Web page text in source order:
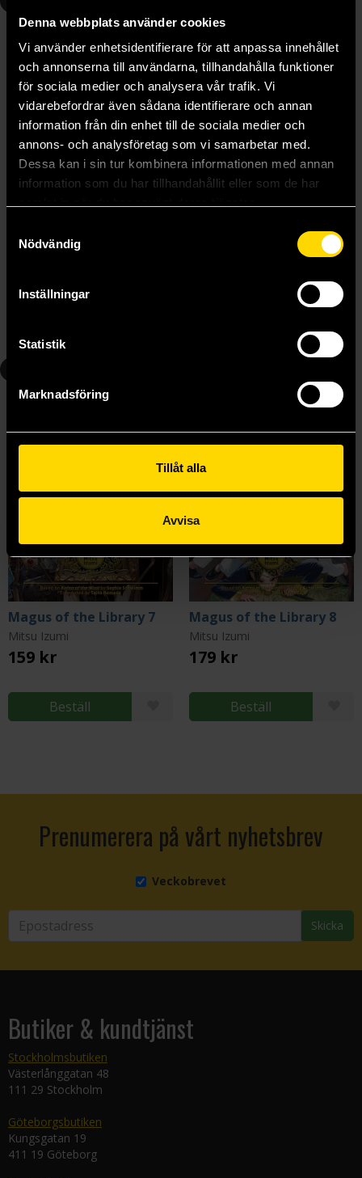
Denna webbplats använder cookies
Vi använder enhetsidentifierare för att anpassa innehållet
och annonserna till användarna, tillhandahålla funktioner
för sociala medier och analysera vår trafik. Vi
vidarebefordrar även sådana identifierare och annan
information från din enhet till de sociala medier och
annons- och analysföretag som vi samarbetar med.
Dessa kan i sin tur kombinera informationen med annan
information som du har tillhandahållit eller som de har
Nödvändig
Inställningar
Statistik
Marknadsföring
Tillåt alla
Avvisa
Magus of the Library 5
159 kr
Beställ
Magus of the Library 6
Magus of the Library 7
Mitsu Izumi
159 kr
Beställ
Magus of the Library 8
Mitsu Izumi
179 kr
Beställ
Prenumerera på vårt nyhetsbrev
Veckobrevet
Skicka
Butiker & kundtjänst
Stockholmsbutiken
Västerlånggatan 48
111 29 Stockholm
Göteborgsbutiken
Kungsgatan 19
411 19 Göteborg